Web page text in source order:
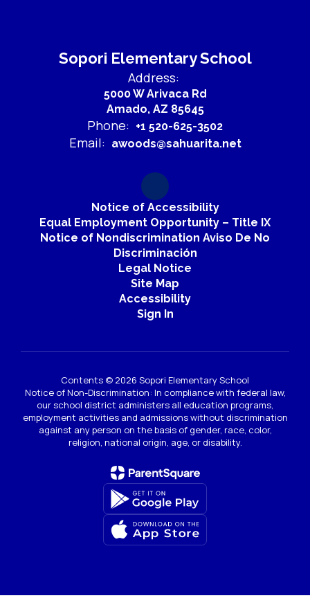
Sopori Elementary School
Address:
5000 W Arivaca Rd
Amado, AZ 85645
Phone: +1 520-625-3502
Email: awoods@sahuarita.net
Notice of Accessibility
Equal Employment Opportunity – Title IX
Notice of Nondiscrimination Aviso De No
Discriminación
Legal Notice
Site Map
Accessibility
Sign In
Contents © 2026 Sopori Elementary School
Notice of Non-Discrimination: In compliance with federal law,
our school district administers all education programs,
employment activities and admissions without discrimination
against any person on the basis of gender, race, color,
religion, national origin, age, or disability.